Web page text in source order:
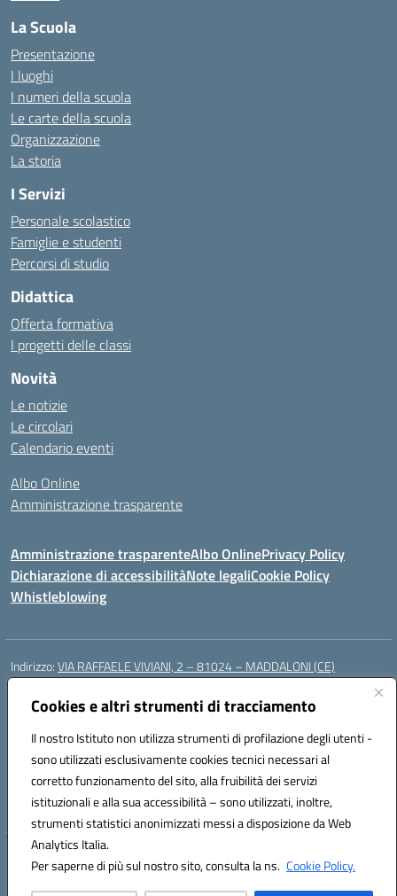
Cookies e altri strumenti di tracciamento
Il nostro Istituto non utilizza strumenti di profilazione degli utenti -
sono utilizzati esclusivamente cookies tecnici necessari al
corretto funzionamento del sito, alla fruibilità dei servizi
istituzionali e alla sua accessibilità – sono utilizzati, inoltre,
strumenti statistici anonimizzati messi a disposizione da Web
Analytics Italia.
Per saperne di più sul nostro sito, consulta la ns. Cookie Policy.
La Scuola
Presentazione
I luoghi
I numeri della scuola
Le carte della scuola
Organizzazione
La storia
I Servizi
Personale scolastico
Famiglie e studenti
Percorsi di studio
Didattica
Offerta formativa
I progetti delle classi
Novità
Le notizie
Le circolari
Calendario eventi
Albo Online
Amministrazione trasparente
Amministrazione trasparenteAlbo OnlinePrivacy Policy
Dichiarazione di accessibilitàNote legaliCookie Policy
Whistleblowing
Indirizzo:VIA RAFFAELE VIVIANI, 2 – 81024 – MADDALONI (CE)
Centralino:
Posta elettronica certificata (PEC):ceic8av00r@pec.istruzione.it
Codice fiscale: 93086020612
Codice meccanografico:CEIC8AV00R
Codice Indice delle Pubbliche Amministrazioni (IPA): icamm
Codice unico di fatturazione (CUF): UF8WE6
Hosting & Powered by 3D Solution S.r.l.
Concept & Design by Designers Italia